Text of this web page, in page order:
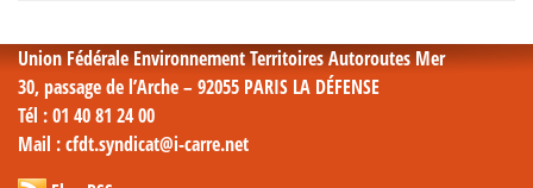
Union Fédérale Environnement Territoires Autoroutes Mer
30, passage de l’Arche – 92055 PARIS LA DÉFENSE
Tél : 01 40 81 24 00
Mail : cfdt.syndicat@i-carre.net